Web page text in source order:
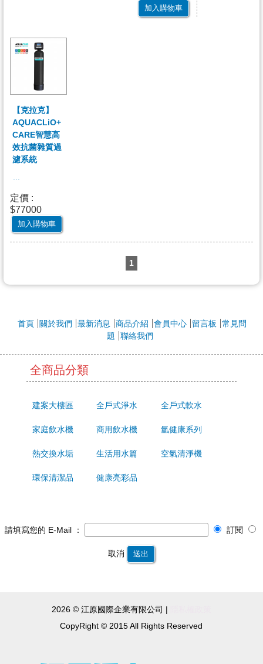
加入購物車
【克拉克】
AQUACLiO+
CARE智慧高
效抗菌雜質過
濾系統
...
定價 :
$77000
加入購物車
1
首頁 關於我們 最新消息 商品介紹 會員中心 留言板
常見問
題
聯絡我們
全商品分類
建案大樓區 全戶式淨水 全戶式軟水
家庭飲水機 商用飲水機 氫健康系列
熱交換水垢 生活用水篇 空氣清淨機
環保清潔品 健康亮彩品
請填寫您的 E-Mail ： 訂閱
取消 送出
2026 © 江原國際企業有限公司 |
CopyRight © 2015 All Rights Reserved